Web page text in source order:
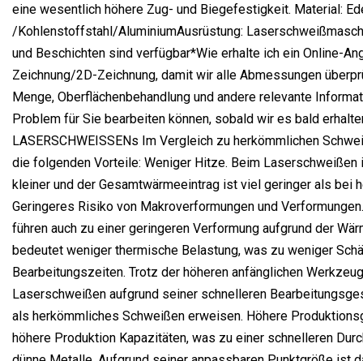
eine wesentlich höhere Zug- und Biegefestigkeit. Material:
/Kohlenstoffstahl/AluminiumAusrüstung:
und Beschichten sind verfügbar*Wie erhalte ich ein Online-
Zeichnung/2D-Zeichnung, damit wir alle Abmessungen
Menge, Oberflächenbehandlung und andere relevante
Problem für Sie bearbeiten können, sobald wir es bald
LASERSCHWEISSENs Im Vergleich zu herkömmlichen
die folgenden Vorteile: Weniger Hitze. Beim
kleiner und der Gesamtwärmeeintrag ist viel geringer als bei
Geringeres Risiko von Makroverformungen und
führen auch zu einer geringeren Verformung aufgrund der
bedeutet weniger thermische Belastung, was zu weniger
Bearbeitungszeiten. Trotz der höheren anfänglichen
Laserschweißen aufgrund seiner schnelleren
als herkömmliches Schweißen erweisen. Höhere
höhere Produktion Kapazitäten, was zu einer schnelleren